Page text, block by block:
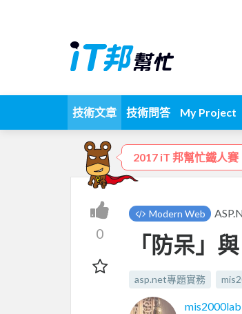
技術文章 技術問答 My Project
2017 iT 邦幫忙鐵人賽
0
Modern Web
「防呆」
asp.net專題實務
mis2000lab